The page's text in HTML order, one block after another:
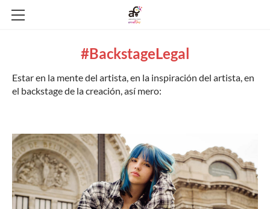
​#BackstageLegal
Estar en la mente del artista, en la inspiración del artista, en
el backstage de la creación, así mero:
YO SOY
ESTO HAGO
¿SABÍAS QUÉ?
AQUÍ ESTOY